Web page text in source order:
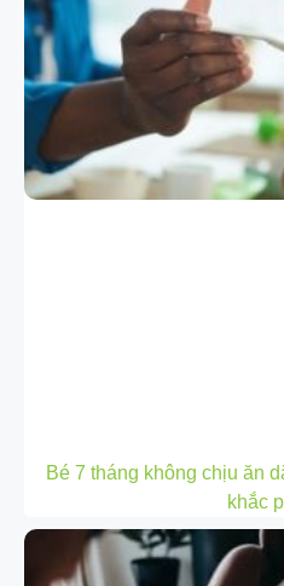
Bé 7 tháng không chịu ăn
khắc